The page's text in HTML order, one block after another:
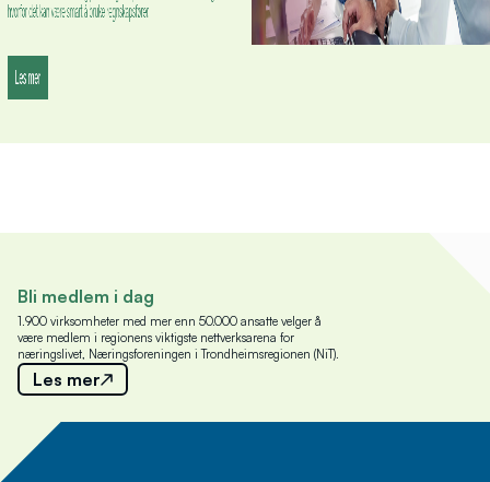
Bli medlem i dag
1.900 virksomheter med mer enn 50.000 ansatte velger å
være medlem i regionens viktigste nettverksarena for
næringslivet, Næringsforeningen i Trondheimsregionen (NiT).
Les mer